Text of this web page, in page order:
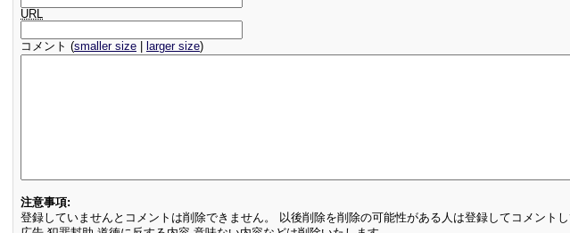
URL
コメント (smaller size larger size)
注意事項:
登録していませんとコメントは削除できません。 以後削除を削除の可能性がある人は登録してコメントし